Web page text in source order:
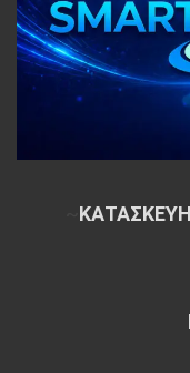
ΚΑΤΑΣΚΕΥΗ